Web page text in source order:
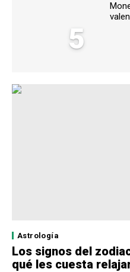
5
Astrología
Los signos del
qué les cuesta